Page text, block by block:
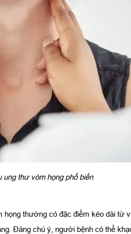
ung thư vòm họng phổ biến
thường có đặc điểm kéo dài từ
Đáng chú ý, người bệnh có thể